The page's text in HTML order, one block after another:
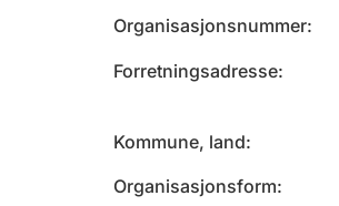
Organisasjonsnummer
Forretningsadresse
Kommune, land
Organisasjonsform